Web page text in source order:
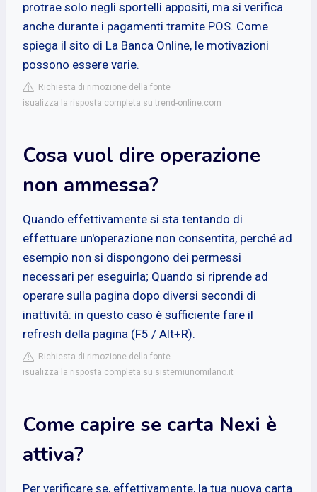
protrae solo negli sportelli appositi, ma si verifica
anche durante i pagamenti tramite POS. Come
spiega il sito di La Banca Online, le motivazioni
possono essere varie.
Richiesta di rimozione della fonte
isualizza la risposta completa su trend-online.com
Cosa vuol dire operazione
non ammessa?
Quando effettivamente si sta tentando di
effettuare un'operazione non consentita, perché ad
esempio non si dispongono dei permessi
necessari per eseguirla; Quando si riprende ad
operare sulla pagina dopo diversi secondi di
inattività: in questo caso è sufficiente fare il
refresh della pagina (F5 / Alt+R).
Richiesta di rimozione della fonte
isualizza la risposta completa su sistemiunomilano.it
Come capire se carta Nexi è
attiva?
Per verificare se, effettivamente, la tua nuova carta